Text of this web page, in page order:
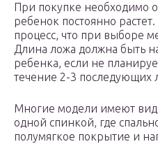
При покупке необходимо
ребенок постоянно
процесс, что при выборе
Длина ложа должна быть
ребенка, если не
течение 2-3 последующих
Многие модели имеют вид
одной спинкой, где
полумягкое покрытие и